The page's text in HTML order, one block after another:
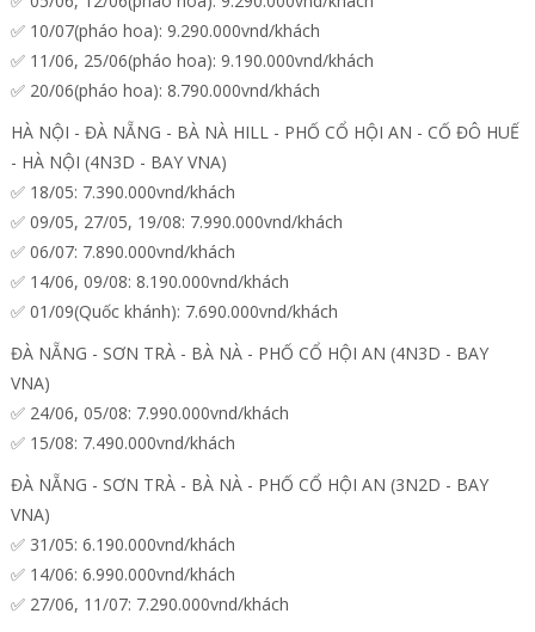
✅ 10/07(pháo hoa): 9.290.000vnd/khách
✅ 11/06, 25/06(pháo hoa): 9.190.000vnd/khách
✅ 20/06(pháo hoa): 8.790.000vnd/khách
HÀ NỘI - ĐÀ NẴNG - BÀ NÀ HILL - PHỐ CỔ HỘI AN - CỐ ĐÔ HUẾ
- HÀ NỘI (4N3D - BAY VNA)
✅ 18/05: 7.390.000vnd/khách
✅ 09/05, 27/05, 19/08: 7.990.000vnd/khách
✅ 06/07: 7.890.000vnd/khách
✅ 14/06, 09/08: 8.190.000vnd/khách
✅ 01/09(Quốc khánh): 7.690.000vnd/khách
ĐÀ NẴNG - SƠN TRÀ - BÀ NÀ - PHỐ CỔ HỘI AN (4N3D - BAY
VNA)
✅ 24/06, 05/08: 7.990.000vnd/khách
✅ 15/08: 7.490.000vnd/khách
ĐÀ NẴNG - SƠN TRÀ - BÀ NÀ - PHỐ CỔ HỘI AN (3N2D - BAY
VNA)
✅ 31/05: 6.190.000vnd/khách
✅ 14/06: 6.990.000vnd/khách
✅ 27/06, 11/07: 7.290.000vnd/khách